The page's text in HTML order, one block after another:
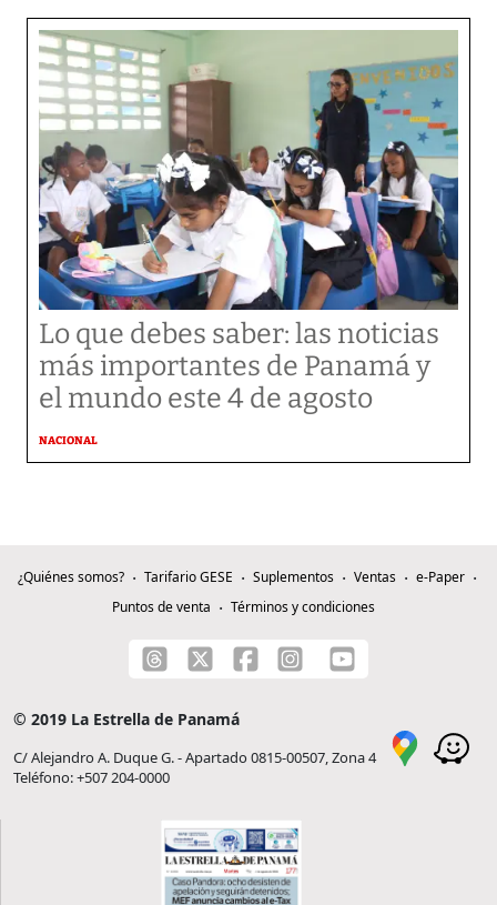
Lo que debes saber: las noticias
más importantes de Panamá y
el mundo este 4 de agosto
NACIONAL
¿Quiénes somos? Tarifario GESE Suplementos Ventas
e-Paper
Puntos de venta
Términos y condiciones
© 2019 La Estrella de Panamá
C/ Alejandro A. Duque G. - Apartado 0815-00507, Zona 4
Teléfono: +507 204-0000